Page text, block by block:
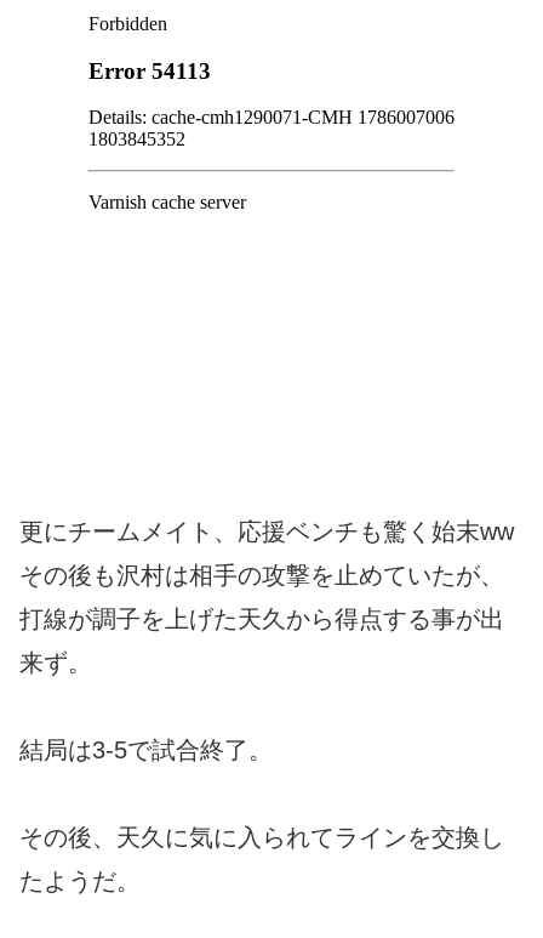
更にチームメイト、応援ベンチも驚く始末ww
その後も沢村は相手の攻撃を止めていたが、
打線が調子を上げた天久から得点する事が出
来ず。
結局は3-5で試合終了。
その後、天久に気に入られてラインを交換し
たようだ。